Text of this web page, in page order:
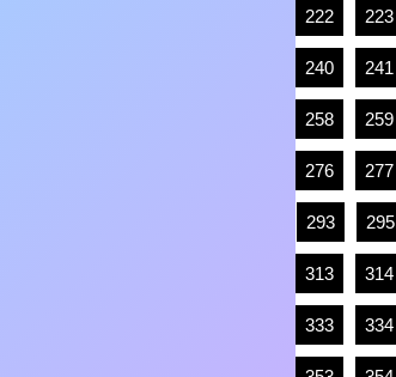
222 223
240 241
258 259
276 277
293 295
313 314
333 334